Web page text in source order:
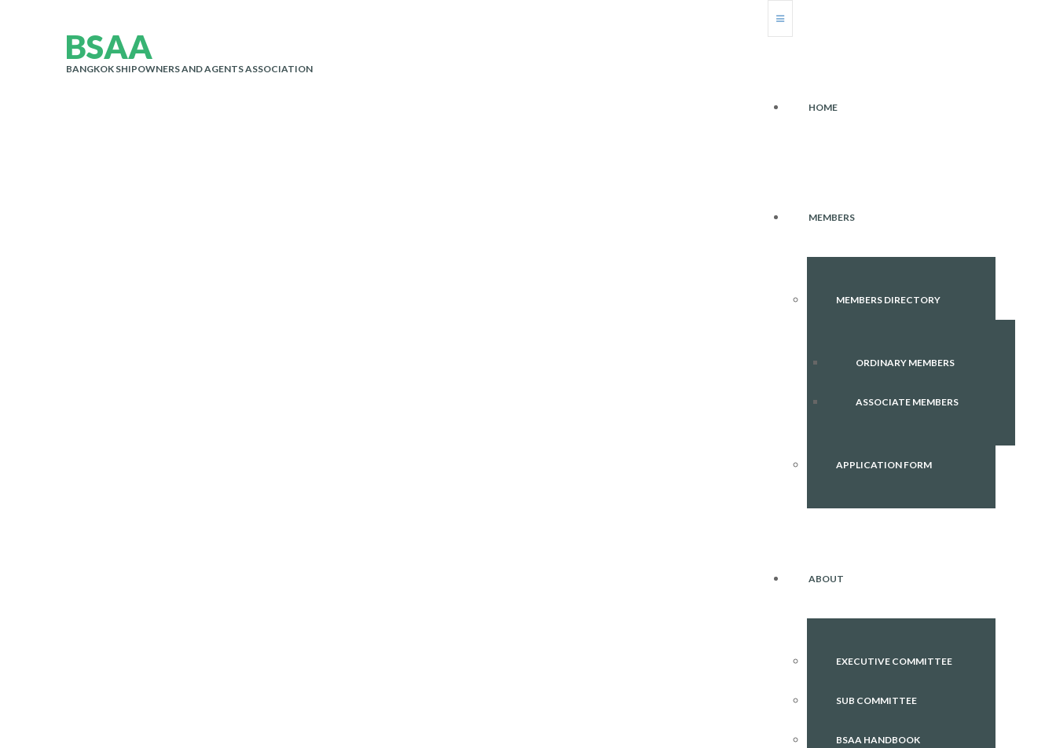
BSAA
BANGKOK SHIPOWNERS AND AGENTS ASSOCIATION
HOME
MEMBERS
MEMBERS DIRECTORY
ORDINARY MEMBERS
ASSOCIATE MEMBERS
APPLICATION FORM
ABOUT
EXECUTIVE COMMITTEE
SUB COMMITTEE
BSAA HANDBOOK